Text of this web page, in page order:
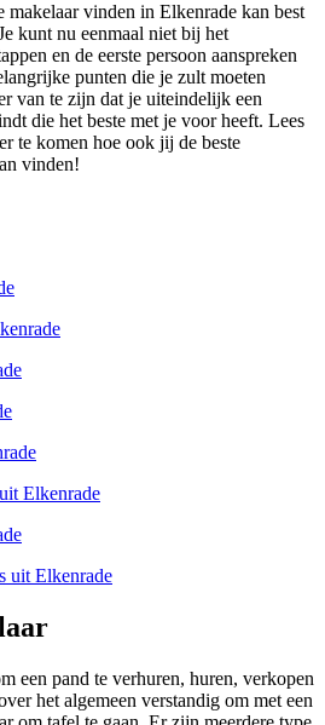
makelaar vinden in Elkenrade kan best
kunt nu eenmaal niet bij het
en de eerste persoon aanspreken
punten die je zult moeten
van te zijn dat je uiteindelijk een
die het beste met je voor heeft. Lees
te komen hoe ook jij de beste
vinden!
Elkenrade
uit Elkenrade
een pand te verhuren, huren, verkopen
het algemeen verstandig om met een